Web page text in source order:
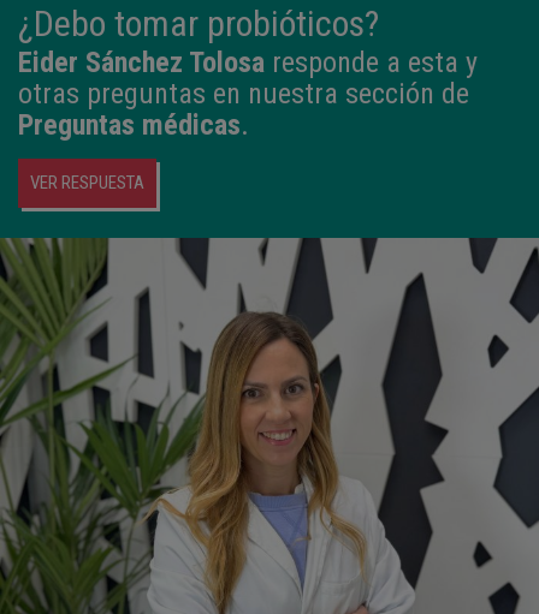
¿Debo tomar probióticos?
Eider Sánchez Tolosa responde a esta y
otras preguntas en nuestra sección de
Preguntas médicas.
VER RESPUESTA